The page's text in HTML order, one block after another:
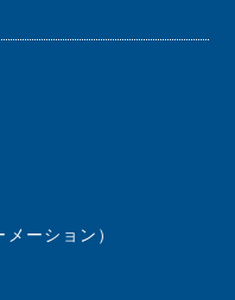
ーション）